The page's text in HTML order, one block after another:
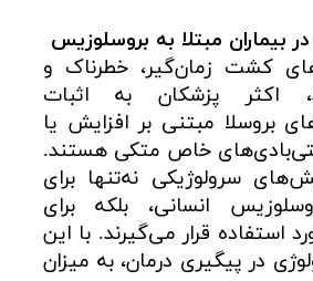
مبتلا به بروسلوزیس
کشت زمان‌گیر، خطرناک و
اکثر پزشکان به اثبات
بروسلا مبتنی بر افزایش یا
خاص متکی هستند.
سرولوژیکی نه‌تنها برای
انسانی، بلکه برای
استفاده قرار می‌گیرند. با این
در پیگیری درمان، به میزان